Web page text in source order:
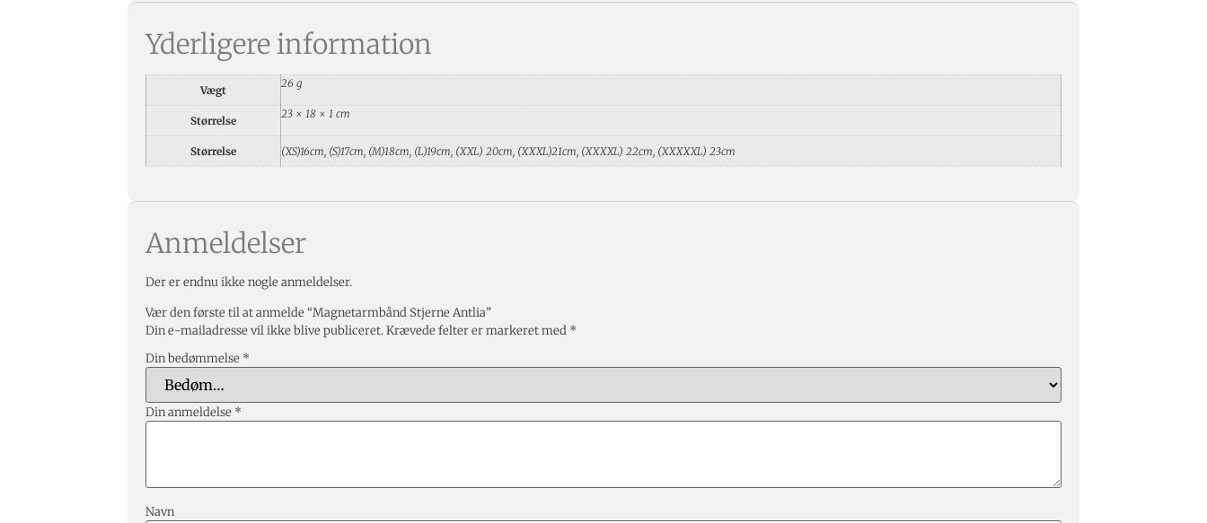
Yderligere information
Vægt
26 g
Størrelse
23 × 18 × 1 cm
Størrelse (XS)16cm, (S)17cm, (M)18cm, (L)19cm, (XXL) 20cm, (XXXL)21cm, (XXXXL) 22cm, (XXXXXL) 23cm
Anmeldelser
Der er endnu ikke nogle anmeldelser.
Vær den første til at anmelde “Magnetarmbånd Stjerne Antlia”
Din e-mailadresse vil ikke blive publiceret.Krævede felter er markeret med *
Din bedømmelse *
Din anmeldelse *
Navn